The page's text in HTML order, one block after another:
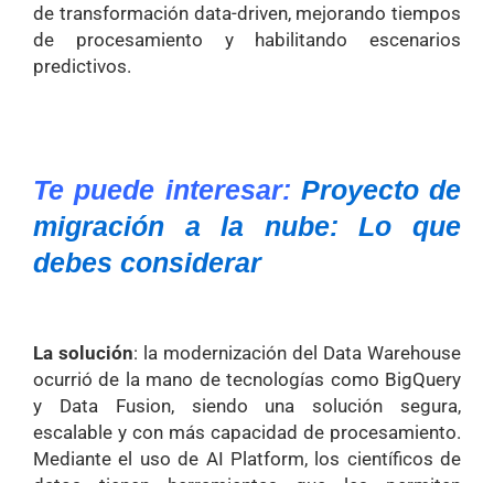
de transformación data-driven, mejorando tiempos
de procesamiento y habilitando escenarios
predictivos.
Te puede interesar: Proyecto de
migración a la nube: Lo que
debes considerar
La solución: la modernización del Data Warehouse
ocurrió de la mano de tecnologías como BigQuery
y Data Fusion, siendo una solución segura,
escalable y con más capacidad de procesamiento.
Mediante el uso de AI Platform, los científicos de